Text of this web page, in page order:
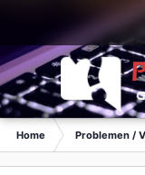
Home Problemen /